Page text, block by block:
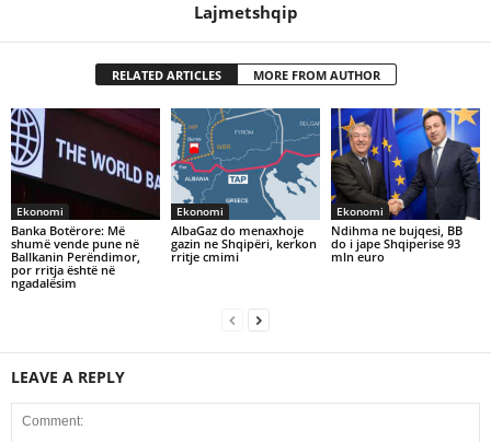
Lajmetshqip
RELATED ARTICLES MORE FROM AUTHOR
Ekonomi
Banka Botërore: Më
shumë vende pune në
Ballkanin Perëndimor,
por rritja është në
ngadalësim
Ekonomi
AlbaGaz do menaxhoje
gazin ne Shqipëri, kerkon
rritje cmimi
Ekonomi
Ndihma ne bujqesi, BB
do i jape Shqiperise 93
mln euro
LEAVE A REPLY